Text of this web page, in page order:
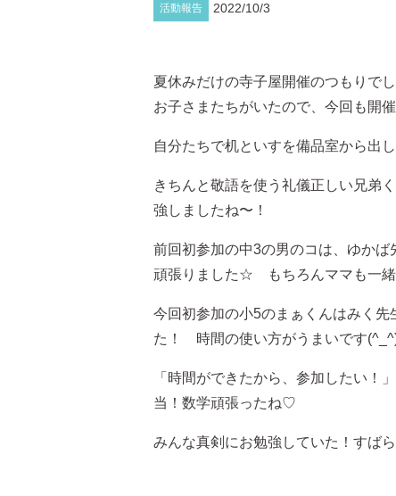
活動報告 2022/10/3
夏休みだけの寺子屋開催のつもりで
お子さまたちがいたので、今回も開
自分たちで机といすを備品室から出
きちんと敬語を使う礼儀正しい兄弟
強しましたね〜！
前回初参加の中3の男のコは、ゆか
頑張りました☆ もちろんママも一緒
今回初参加の小5のまぁくんはみく
た！ 時間の使い方がうまいです
「時間ができたから、参加したい！
当！数学頑張ったね♡
みんな真剣にお勉強していた！すば